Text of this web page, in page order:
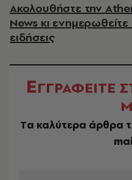
Ακολουθήστε την
News κι ενημερωθείτε
ειδήσεις
ΕΓΓΡΑΦΕΙΤΕ
Tα καλύτερα άρθρα